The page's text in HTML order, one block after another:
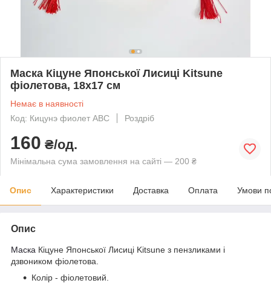
Маска Кіцуне Японської Лисиці Kitsune
фіолетова, 18х17 см
Немає в наявності
Код: Кицунэ фиолет АВС
Роздріб
160 ₴/од.
Мінімальна сума замовлення на сайті — 200 ₴
Опис Характеристики Доставка Оплата Умови
Опис
Маска Кіцуне Японської Лисиці Kitsune з пензликами і
дзвоником фіолетова.
Колір - фіолетовий.